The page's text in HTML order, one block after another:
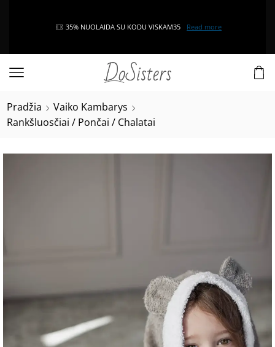
35% NUOLAIDA SU KODU VISKAM35 Read more
Pradžia
Vaiko Kambarys
Rankšluosčiai / Pončai / Chalatai